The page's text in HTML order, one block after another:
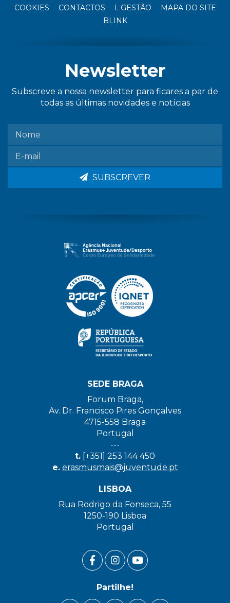
COOKIES
CONTACTOS I. GESTÃO
MAPA DO SITE
BLINK
Newsletter
Subscreve a nossa newsletter para ficares a par de
todas as últimas novidades e notícias
SUBSCREVER
SEDE BRAGA
Forum Braga,
Av. Dr. Francisco Pires Gonçalves
4715-558 Braga
Portugal
---
t. [+351] 253 144 450
e. erasmusmais@juventude.pt
LISBOA
Rua Rodrigo da Fonseca, 55
1250-190 Lisboa
Portugal
FACEBOOK LINK
INSTAGRAM LINK
YOUTUBE LINK
Partilhe!